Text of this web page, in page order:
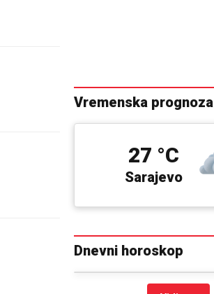
Vremenska prognoza
Sarajevo
27 °C
Dnevni horoskop